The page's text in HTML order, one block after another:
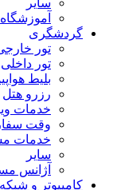
سایر
آموزشگاه
گردشگری
تور
تور داخلی
بلیط
رزرو هتل
خدمات
وقت
خدمات
سایر
آژانس
کامپیوتر و شبکه